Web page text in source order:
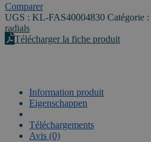
Comparer
UGS : KL-FAS40004830 Catégorie :
radials
Télécharger la fiche produit
Information produit
Eigenschappen
Téléchargements
Avis (0)